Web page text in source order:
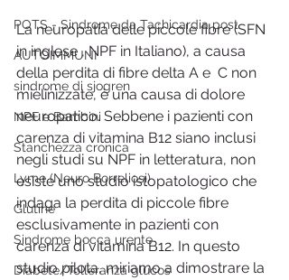
POTS - Sindrome da Tachicardia post
AUTOIMMUNI
sindrome di sjogren
NPF e Bambini
Stanchezza cronica
Lyme (Neuro Borreliosi)
Glutine
Sindrome bocca urente
Diabete/Tolleranza glucos
La neuropatia delle piccole fibre (SFN
in inglese , NPF in Italiano), a causa
della perdita di fibre delta A e  C non
mielinizzate, è una causa di dolore
neuropatico. Sebbene i pazienti con
carenza di vitamina B12 siano inclusi
negli studi su NPF in letteratura, non
esiste uno studio istopatologico che
indaga la perdita di piccole fibre
esclusivamente in pazienti con
carenza di vitamina B12. In questo
studio pilota, miriamo a dimostrare la